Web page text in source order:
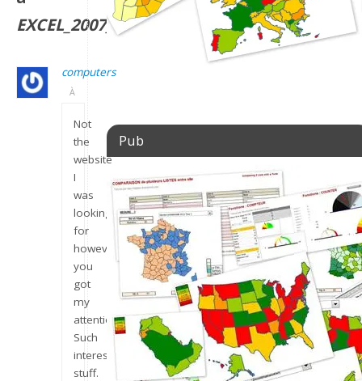
EXCEL_2007_EX_VIVE_SHELL
computers
À
Not
the
website
I
was
looking
for
however,
you
got
my
attention.
Such
interesting
stuff.
Pub